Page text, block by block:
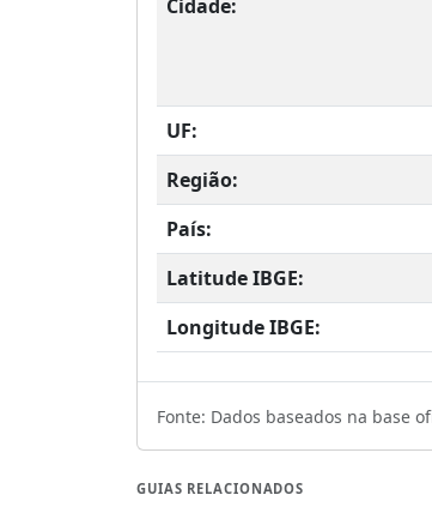
Cidade:
UF:
Região:
País:
Latitude IBGE:
Longitude IBGE:
Fonte: Dados baseados na base
GUIAS RELACIONADOS